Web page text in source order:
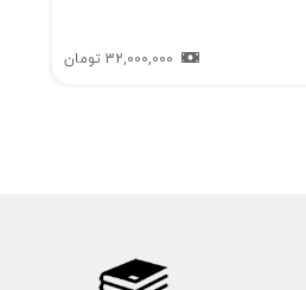
32,000,000 تومان